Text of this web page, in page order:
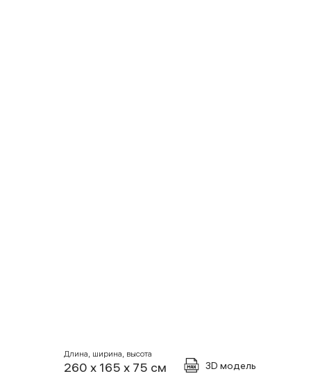
Длина, ширина, высота
260 x 165 x 75 см
3D модель